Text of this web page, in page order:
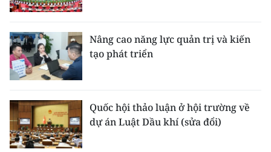
Nâng cao năng lực quản trị và kiến
tạo phát triển
Quốc hội thảo luận ở hội trường về
dự án Luật Dầu khí (sửa đổi)